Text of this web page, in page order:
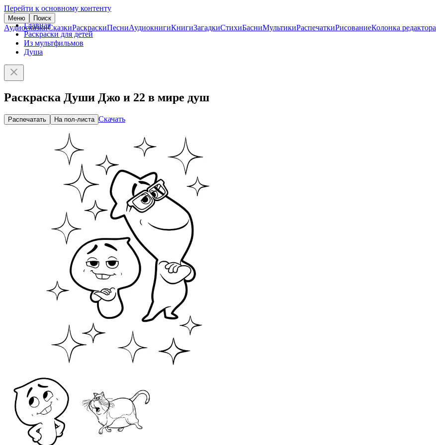
Перейти к основному контенту
Меню Поиск
АудиосказкиСказкиРаскраскиПесниАудиокнигиКнигиЗагадкиСтихиБасниМультикиРаспечаткиРисованиеКолонка редактора
Главная
Раскраски для детей
Из мультфильмов
Душа
Раскраска Души Джо и 22 в мире душ
Распечатать На пол-листа Скачать